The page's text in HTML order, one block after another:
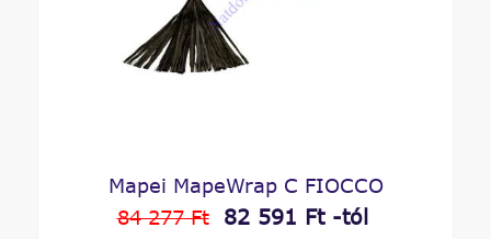
Mapei MapeWrap C FIOCCO
84 277 Ft
82 591 Ft -tól